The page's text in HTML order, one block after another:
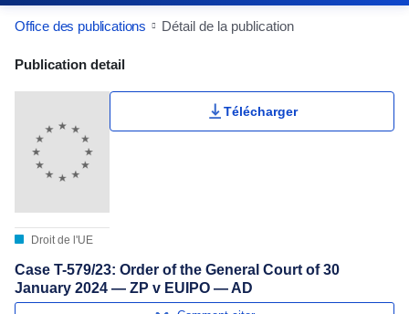
Office des publications Détail de la publication
Publication Detail Actions Portlet
Publication detail
Droit de l'UE
Télécharger
Case T-579/23: Order of the General Court of 30
January 2024 — ZP v EUIPO — AD